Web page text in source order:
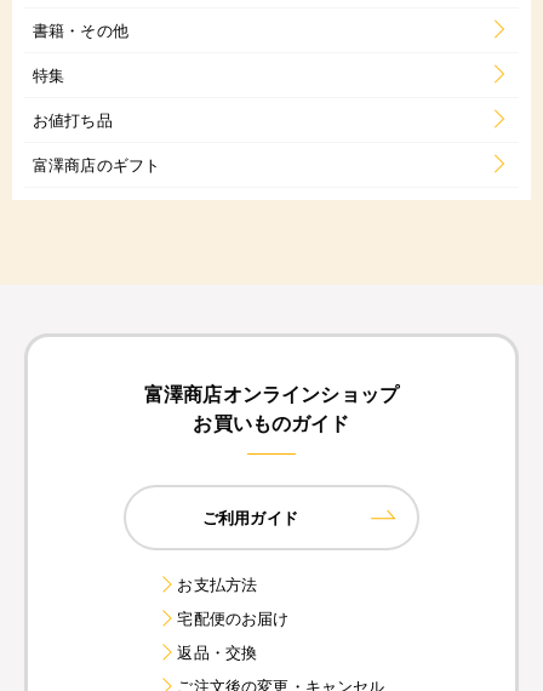
書籍・その他
特集
お値打ち品
富澤商店のギフト
富澤商店オンラインショップ
お買いものガイド
ご利用ガイド
お支払方法
宅配便のお届け
返品・交換
ご注文後の変更・キャンセル